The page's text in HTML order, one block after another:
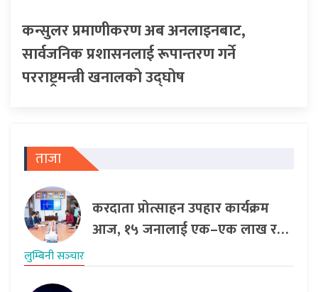
कन्सुलर प्रमाणीकरण अब अनलाइनबाट,
सार्वजनिक प्रशासनलाई रूपान्तरण गर्ने
परराष्ट्रमन्त्री खनालको उद्घोष
ताजा
करदाता प्रोत्साहन उपहार कार्यक्रम
आज, १५ जनालाई एक–एक लाख र…
लुम्बिनी सञ्‍चार